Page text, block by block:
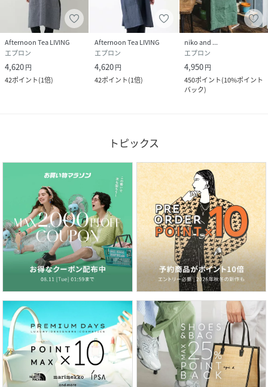
Afternoon Tea LIVING
エプロン
4,620円
42ポイント(1倍)
Afternoon Tea LIVING
エプロン
4,620円
42ポイント(1倍)
niko and ...
エプロン
4,950円
450ポイント(10%ポイント
バック)
トピックス